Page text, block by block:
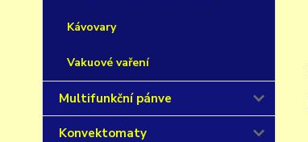
Kávovary
Vakuové vaření
Multifunkční pánve
Konvektomaty